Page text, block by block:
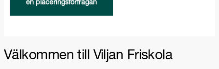
Välkommen till Viljan Friskola